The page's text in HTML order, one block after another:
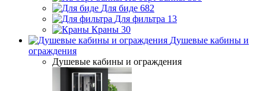
Для биде 682
Для фильтра 13
Краны 30
Душевые кабины и
ограждения
Душевые кабины и ограждения